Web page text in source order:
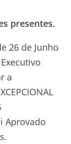
presentes.
26 de Junho
a
Aprovado